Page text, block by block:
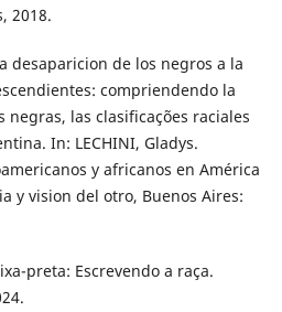
2018.
desaparicion de los negros a la
compriendendo la
las clasificações raciales
In: LECHINI, Gladys.
y africanos en América
y vision del otro, Buenos Aires:
preta: Escrevendo a raça.